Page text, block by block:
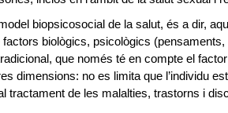
biopsicosocial de la salut, és a dir,
biològics, psicològics
que només té en compte el
dimensions: no es limita que l’individu
tractament de les malalties, trastorns i